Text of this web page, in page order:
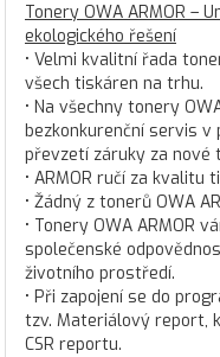
Tonery OWA ARMOR –
ekologického řešení
• Velmi kvalitní řada
všech tiskáren na trhu.
• Na všechny tonery
bezkonkurenční servis v
převzetí záruky za nové
• ARMOR ručí za kvalitu
• Žádný z tonerů OWA
• Tonery OWA ARMOR
společenské
životního prostředí.
• Při zapojení se do
tzv. Materiálový report,
CSR reportu.